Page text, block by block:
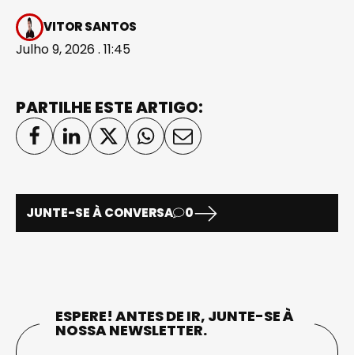
VITOR SANTOS
Julho 9, 2026 . 11:45
PARTILHE ESTE ARTIGO:
JUNTE-SE À CONVERSA 0
ESPERE! ANTES DE IR, JUNTE-SE À
NOSSA NEWSLETTER.